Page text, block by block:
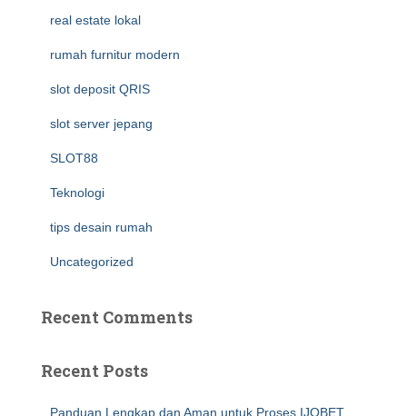
real estate lokal
rumah furnitur modern
slot deposit QRIS
slot server jepang
SLOT88
Teknologi
tips desain rumah
Uncategorized
Recent Comments
Recent Posts
Panduan Lengkap dan Aman untuk Proses IJOBET